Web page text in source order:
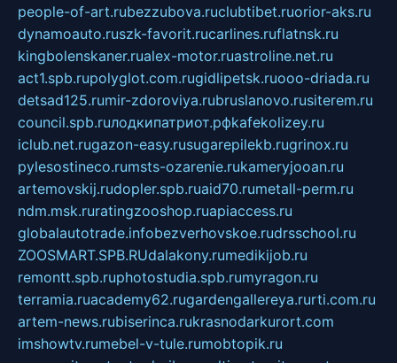
people-of-art.rubezzubova.ruclubtibet.ruorior-aks.ru
dynamoauto.ruszk-favorit.rucarlines.ruflatnsk.ru
kingbolenskaner.rualex-motor.ruastroline.net.ru
act1.spb.rupolyglot.com.rugidlipetsk.ruooo-driada.ru
detsad125.rumir-zdoroviya.rubruslanovo.rusiterem.ru
council.spb.ruлодкипатриот.рфkafekolizey.ru
iclub.net.rugazon-easy.rusugarepilekb.rugrinox.ru
pylesostineco.rumsts-ozarenie.rukameryjooan.ru
artemovskij.rudopler.spb.ruaid70.rumetall-perm.ru
ndm.msk.ruratingzooshop.ruapiaccess.ru
globalautotrade.infobezverhovskoe.rudrsschool.ru
ZOOSMART.SPB.RUdalakony.rumedikijob.ru
remontt.spb.ruphotostudia.spb.rumyragon.ru
terramia.ruacademy62.rugardengallereya.rurti.com.ru
artem-news.rubiserinca.rukrasnodarkurort.com
imshowtv.rumebel-v-tule.rumobtopik.ru